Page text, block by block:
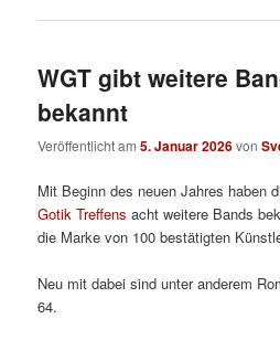
WGT gibt weitere
bekannt
Veröffentlicht am5. Januar 2026von
Mit Beginn des neuen Jahres haben
Gotik Treffens acht weitere Bands
die Marke von 100 bestätigten
Neu mit dabei sind unter anderem
64.